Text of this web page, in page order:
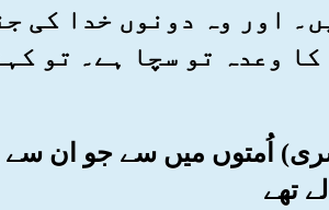
اور وہ دونوں خدا کی
کا وعدہ تو سچا ہے۔ تو
اُمتوں میں سے جو ان سے
تھے